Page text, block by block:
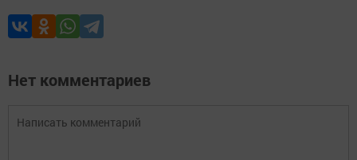
Нет комментариев